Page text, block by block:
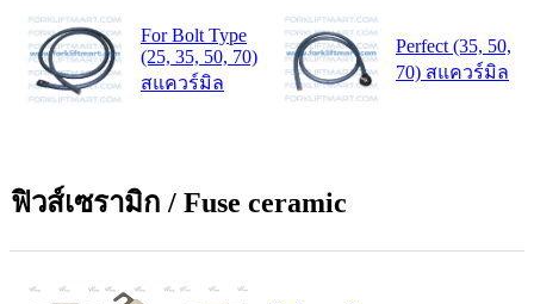
For Bolt Type
(25, 35, 50, 70)
สแควร์มิล
Perfect (35, 50,
70) สแควร์มิล
ฟิวส์เซรามิก / Fuse ceramic